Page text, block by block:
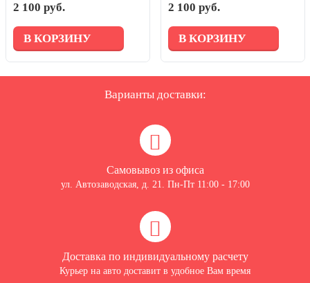
2 100 руб.
В КОРЗИНУ
2 100 руб.
В КОРЗИНУ
Варианты доставки:
Самовывоз из офиса
ул. Автозаводская, д. 21. Пн-Пт 11:00 - 17:00
Доставка по индивидуальному расчету
Курьер на авто доставит в удобное Вам время